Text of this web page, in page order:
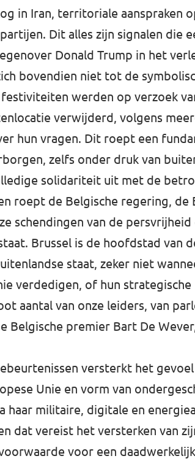
in Iran, territoriale aanspraken
Dit alles zijn signalen die
Donald Trump in het
bovendien niet tot de
werden op verzoek
verwijderd, volgens
hun vragen. Dit roept een
zelfs onder druk van
solidariteit uit met de
roept de Belgische regering, de
schendingen van de
Brussel is de hoofdstad van
staat, zeker niet
verdedigen, of hun
aantal van onze leiders, van
Belgische premier Bart De
versterkt het
Unie en vorm van
haar militaire, digitale en
dat vereist het versterken van
voor een